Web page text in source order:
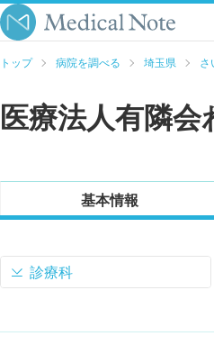
トップ 病院を調べる 埼玉県 さ
医療法人有隣
基本情報
診療科